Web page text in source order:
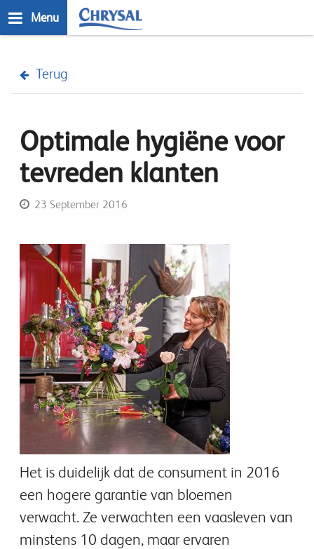
to
Menu
Terug
Optimale hygiëne voor
tevreden klanten
23 September 2016
Het is duidelijk dat de consument in 2016
een hogere garantie van bloemen
verwacht. Ze verwachten een vaasleven van
minstens 10 dagen, maar ervaren